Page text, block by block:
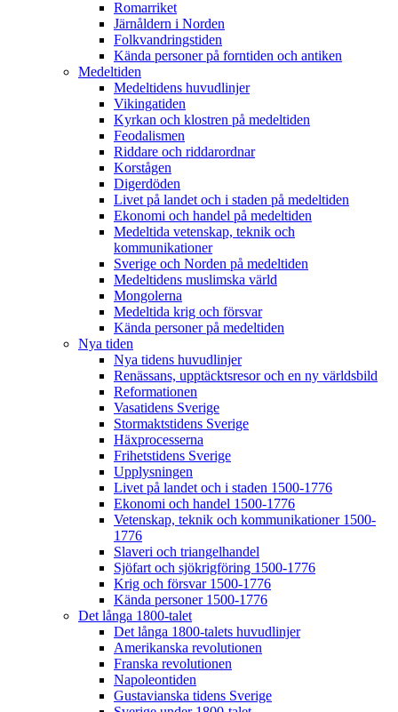
Romarriket
Järnåldern i Norden
Folkvandringstiden
Kända personer på forntiden och antiken
Medeltiden
Medeltidens huvudlinjer
Vikingatiden
Kyrkan och klostren på medeltiden
Feodalismen
Riddare och riddarordnar
Korstågen
Digerdöden
Livet på landet och i staden på medeltiden
Ekonomi och handel på medeltiden
Medeltida vetenskap, teknik och
kommunikationer
Sverige och Norden på medeltiden
Medeltidens muslimska värld
Mongolerna
Medeltida krig och försvar
Kända personer på medeltiden
Nya tiden
Nya tidens huvudlinjer
Renässans, upptäcktsresor och en ny världsbild
Reformationen
Vasatidens Sverige
Stormaktstidens Sverige
Häxprocesserna
Frihetstidens Sverige
Upplysningen
Livet på landet och i staden 1500-1776
Ekonomi och handel 1500-1776
Vetenskap, teknik och kommunikationer 1500-
1776
Slaveri och triangelhandel
Sjöfart och sjökrigföring 1500-1776
Krig och försvar 1500-1776
Kända personer 1500-1776
Det långa 1800-talet
Det långa 1800-talets huvudlinjer
Amerikanska revolutionen
Franska revolutionen
Napoleontiden
Gustavianska tidens Sverige